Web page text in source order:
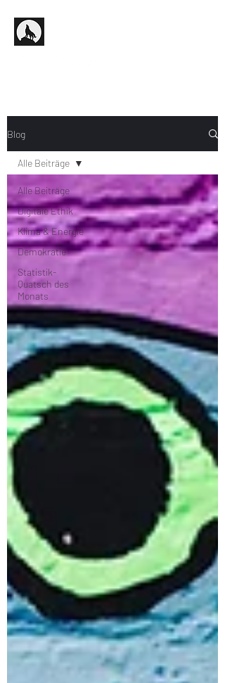
Blog
Alle Beiträge
Digitale Ethik
Klima & Energie
Demokratie
Statistik-
Quatsch des
Monats
Alle Beiträge